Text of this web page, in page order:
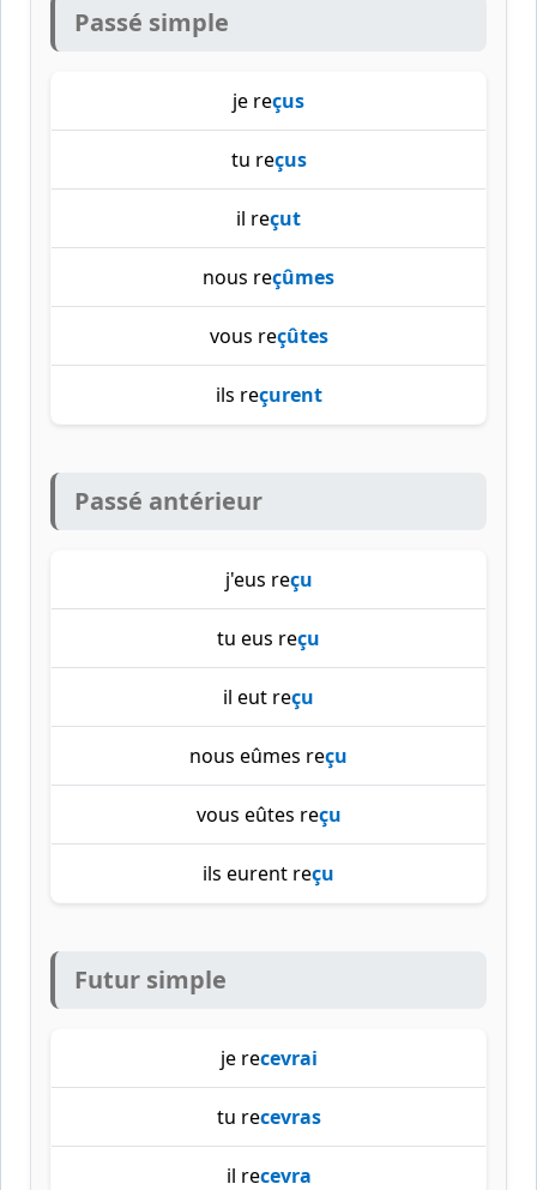
Passé simple
je reçus
tu reçus
il reçut
nous reçûmes
vous reçûtes
ils reçurent
Passé antérieur
j'eus reçu
tu eus reçu
il eut reçu
nous eûmes reçu
vous eûtes reçu
ils eurent reçu
Futur simple
je recevrai
tu recevras
il recevra